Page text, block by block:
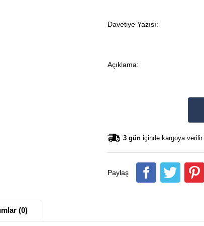
Davetiye Yazısı:
Açıklama:
3 gün içinde kargoya verilir.
Paylaş
(0)